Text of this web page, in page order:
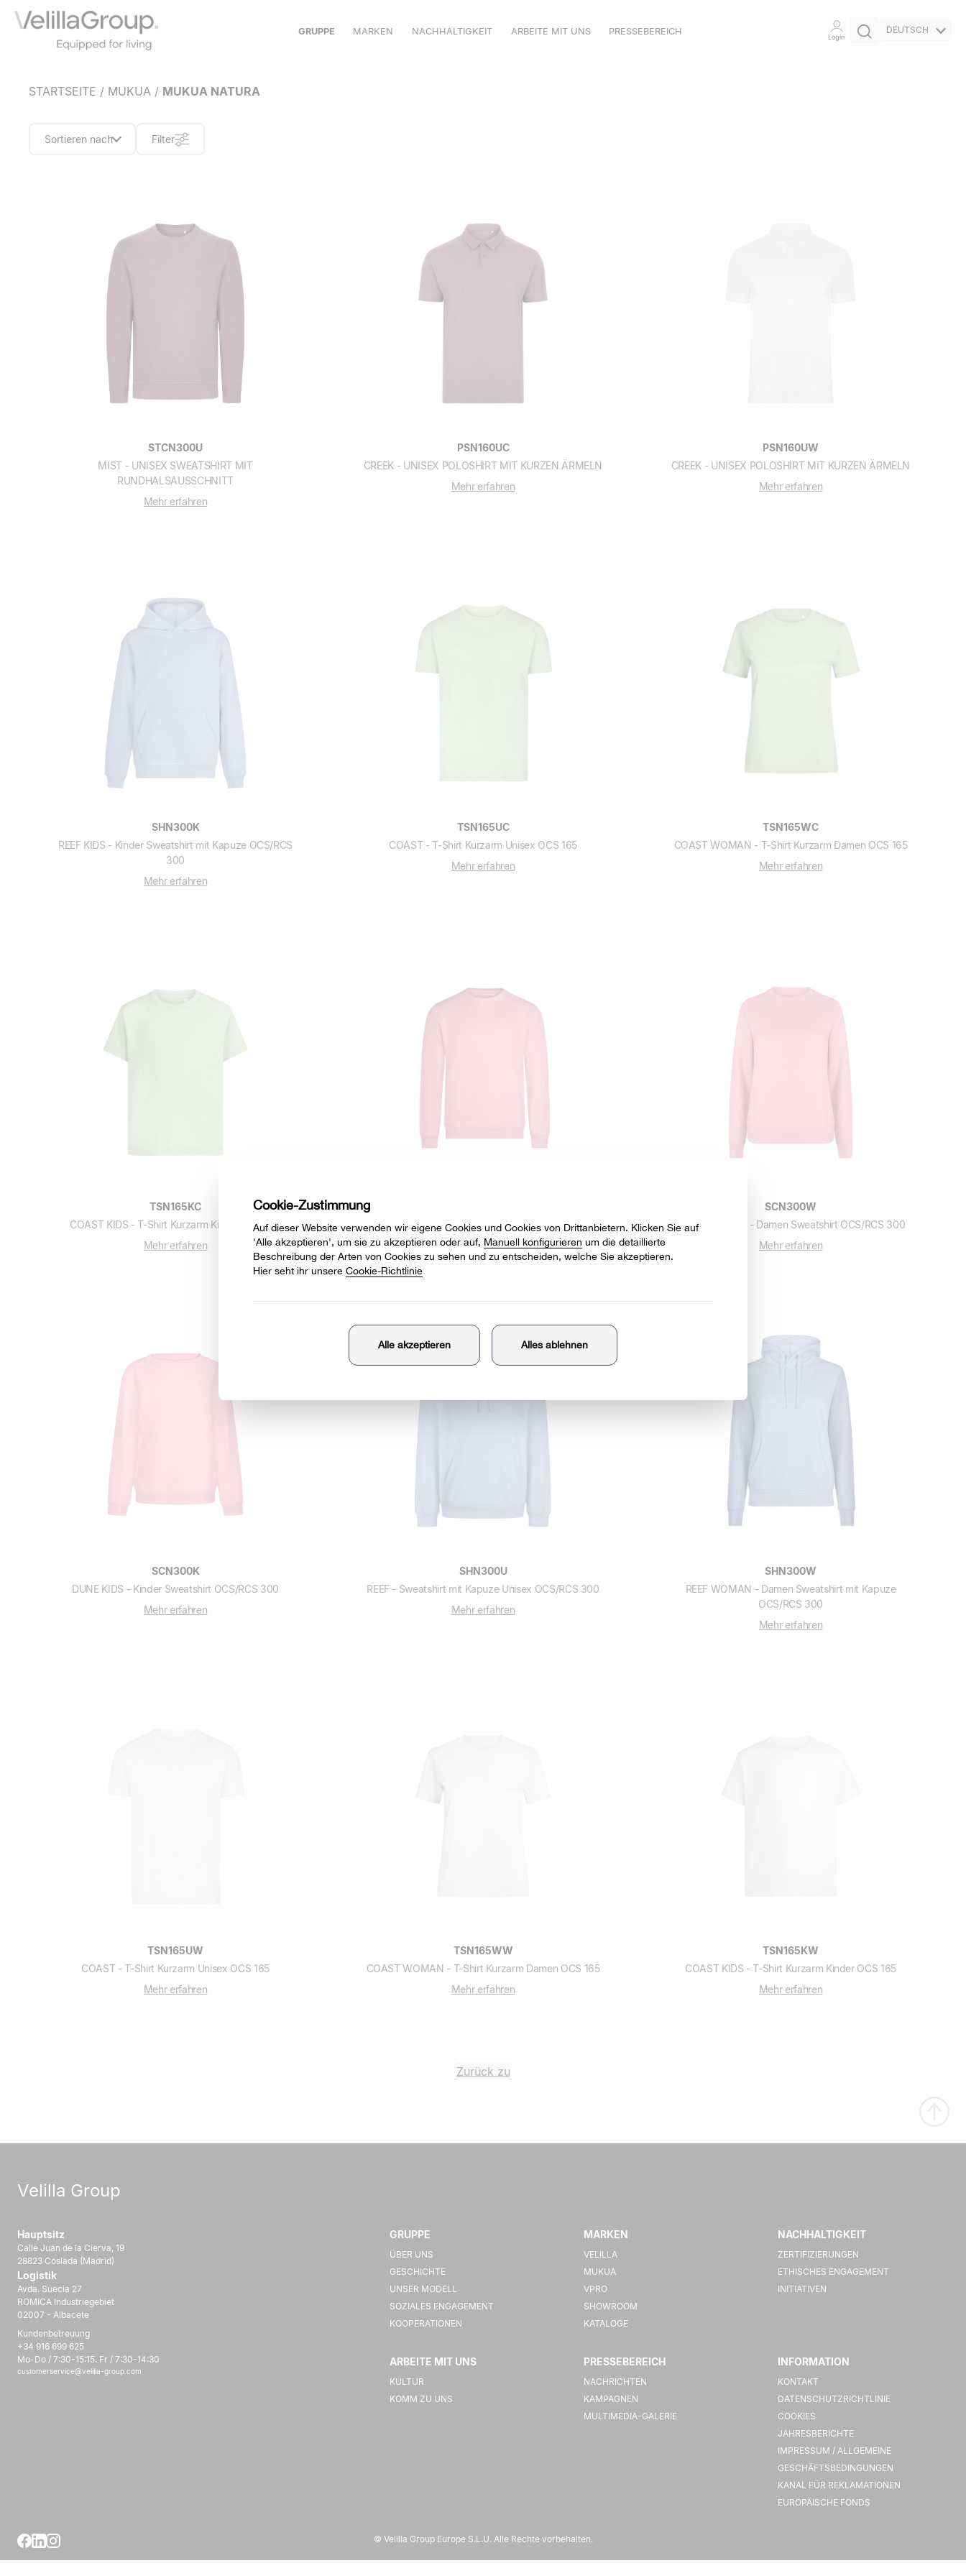
GESCHICHTE
SOZIALES ENGAGEMENT
GRUPPE MARKEN NACHHALTIGKEIT ARBEITE MIT UNS PRESSEBEREICH
Login
DEUTSCH
STARTSEITE / MUKUA / MUKUA NATURA
Sortieren nach Filter
STCN300U
MIST - UNISEX SWEATSHIRT MIT
RUNDHALSAUSSCHNITT
Mehr erfahren
PSN160UC
CREEK - UNISEX POLOSHIRT MIT KURZEN ÄRMELN
Mehr erfahren
PSN160UW
CREEK - UNISEX POLOSHIRT MIT KURZEN ÄRMELN
Mehr erfahren
SHN300K
REEF KIDS - Kinder Sweatshirt mit Kapuze OCS/RCS
300
Mehr erfahren
TSN165UC
COAST - T-Shirt Kurzarm Unisex OCS 165
Mehr erfahren
TSN165WC
COAST WOMAN - T-Shirt Kurzarm Damen OCS 165
Mehr erfahren
TSN165KC
COAST KIDS - T-Shirt Kurzarm Kinder OCS 165
Mehr erfahren
DUNE - Sweatshirt Unisex OCS/RCS 300
Mehr erfahren
SCN300W
DUNE WOMAN - Damen Sweatshirt OCS/RCS 300
Mehr erfahren
SCN300K
DUNE KIDS - Kinder Sweatshirt OCS/RCS 300
Mehr erfahren
SHN300U
REEF - Sweatshirt mit Kapuze Unisex OCS/RCS 300
Mehr erfahren
SHN300W
REEF WOMAN - Damen Sweatshirt mit Kapuze
OCS/RCS 300
Mehr erfahren
TSN165UW
COAST - T-Shirt Kurzarm Unisex OCS 165
Mehr erfahren
TSN165WW
COAST WOMAN - T-Shirt Kurzarm Damen OCS 165
Mehr erfahren
TSN165KW
COAST KIDS - T-Shirt Kurzarm Kinder OCS 165
Mehr erfahren
Zurück zu
Velilla Group
Hauptsitz
Calle Juan de la Cierva, 19
28823 Coslada (Madrid)
Logistik
Avda. Suecia 27
ROMICA Industriegebiet
02007 - Albacete
Kundenbetreuung
+34 916 699 625
Mo-Do / 7:30-15:15. Fr / 7:30-14:30
customerservice@velilla-group.com
GRUPPE
ÜBER UNS
GESCHICHTE
UNSER MODELL
SOZIALES ENGAGEMENT
KOOPERATIONEN
MARKEN
VELILLA
MUKUA
VPRO
SHOWROOM
KATALOGE
NACHHALTIGKEIT
ZERTIFIZIERUNGEN
ETHISCHES ENGAGEMENT
INITIATIVEN
ARBEITE MIT UNS
KULTUR
KOMM ZU UNS
PRESSEBEREICH
NACHRICHTEN
KAMPAGNEN
MULTIMEDIA-GALERIE
INFORMATION
KONTAKT
DATENSCHUTZRICHTLINIE
COOKIES
JAHRESBERICHTE
IMPRESSUM / ALLGEMEINE
GESCHÄFTSBEDINGUNGEN
KANAL FÜR REKLAMATIONEN
EUROPÄISCHE FONDS
© Velilla Group Europe S.L.U. Alle Rechte vorbehalten.